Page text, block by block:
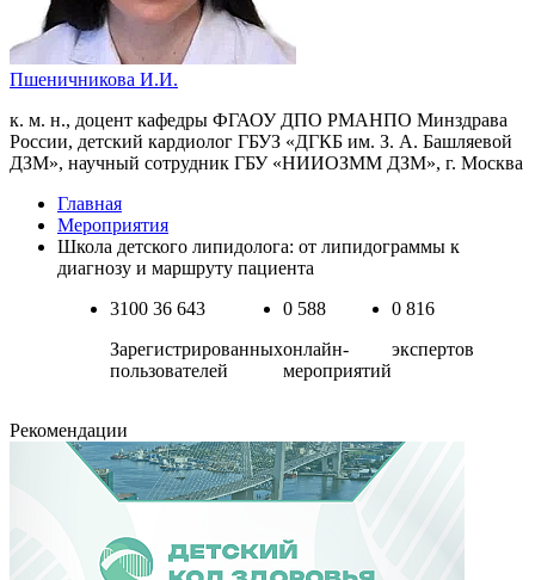
Пшеничникова И.И.
к. м. н., доцент кафедры ФГАОУ ДПО РМАНПО Минздрава
России, детский кардиолог ГБУЗ «ДГКБ им. З. А. Башляевой
ДЗМ», научный сотрудник ГБУ «НИИОЗММ ДЗМ», г. Москва
Главная
Мероприятия
Школа детского липидолога: от липидограммы к
диагнозу и маршруту пациента
3100 36 643
Зарегистрированных
пользователей
0 588
онлайн-
мероприятий
0 816
экспертов
Рекомендации